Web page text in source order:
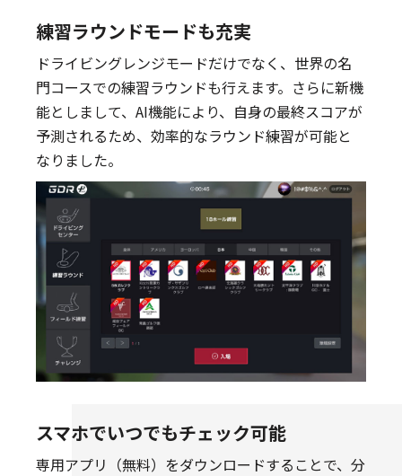
練習ラウンドモードも充実
ドライビングレンジモードだけでなく、世界の名
門コースでの練習ラウンドも行えます。さらに新機
能としまして、AI機能により、自身の最終スコアが
予測されるため、効率的なラウンド練習が可能と
なりました。
スマホでいつでもチェック可能
専用アプリ（無料）をダウンロードすることで、分